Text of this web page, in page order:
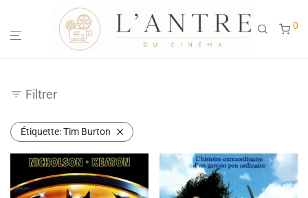
0
Filtrer
Étiquette:Tim Burton